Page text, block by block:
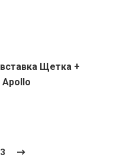
Щетка +
Apollo
3